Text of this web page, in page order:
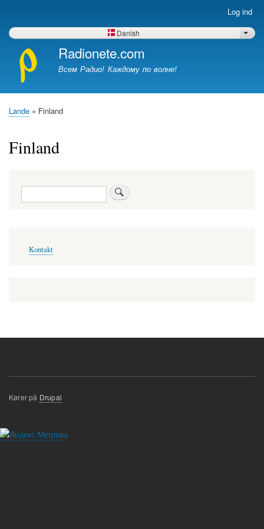
hovedindhold
Log ind
Danish Vis
Radionete.com
Всем Радио! Каждому по волне!
Brødkrumme
Lande Finland
Finland
Søg
menu
Kontakt
Kører på Drupal